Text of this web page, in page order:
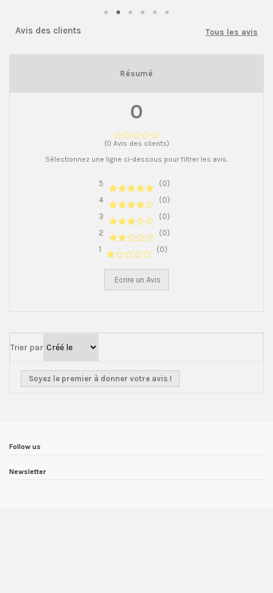
Avis des clients Tous les avis
Résumé
0
(0 Avis des clients)
Sélectionnez une ligne ci-dessous pour filtrer les avis.
5
(0)
4
(0)
3
(0)
2
(0)
1
(0)
Ecrire un Avis
Trier par
Soyez le premier à donner votre avis !
Follow us
Newsletter